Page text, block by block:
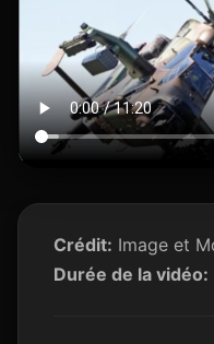
Crédit: Image et
Durée de la vidéo: